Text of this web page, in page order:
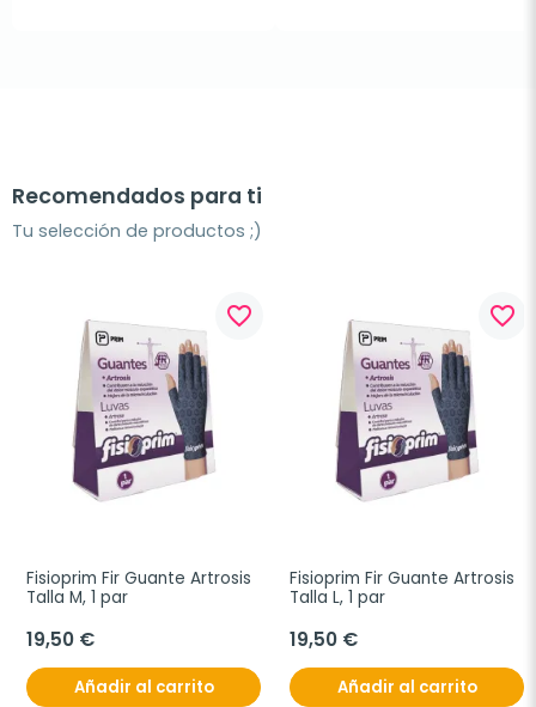
Recomendados para ti
Tu selección de productos ;)
favorite_border
Fisioprim Fir Guante Artrosis
Talla M, 1 par
19,50 €
Añadir al carrito
favorite_border
Fisioprim Fir Guante Artrosis
Talla L, 1 par
19,50 €
Añadir al carrito